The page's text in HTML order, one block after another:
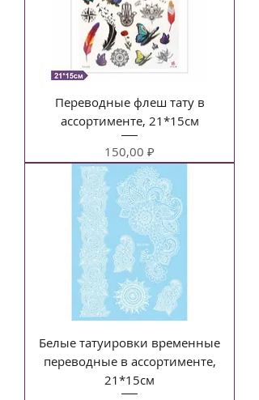
Переводные флеш тату в
ассортименте, 21*15см
Цена
150,00 ₽
Белые татуировки временные
переводные в ассортименте,
21*15см